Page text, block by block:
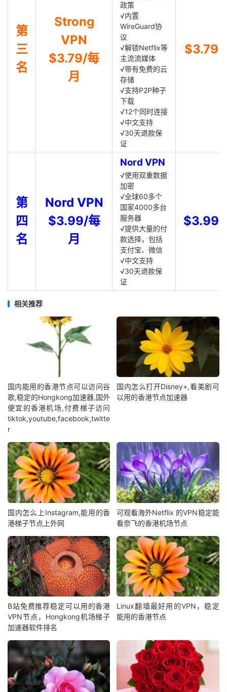
第
三
名
Strong
VPN
$3.79/每
月
政策
√内置
WireGuard协
议
√解锁Netflix等
主流流媒体
√带有免费的云
存储
√支持P2P种子
下载
√12个同时连接
√中文支持
√30天退款保
证
$3.79
第
四
名
Nord VPN
$3.99/每
月
Nord VPN
√使用双重数据
加密
√全球60多个
国家4000多台
服务器
√提供大量的付
款选择，包括
支付宝、微信
√中文支持
√30天退款保
证
$3.99
相关推荐
国内能用的香港节点可以访问谷
歌,稳定的Hongkong加速器,国外
便宜的香港机场,付费梯子访问
tiktok,youtube,facebook,twitte
r
国内怎么打开Disney+,看美剧可
以用的香港节点加速器
国内怎么上Instagram,能用的香
港梯子节点上外网
可观看海外Netflix 的VPN稳定能
看奈飞的香港机场节点
B站免费推荐稳定可以用的香港
VPN节点，Hongkong机场梯子
加速器软件排名
Linux翻墙最好用的VPN，稳定
能用的香港节点